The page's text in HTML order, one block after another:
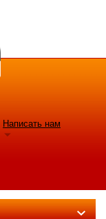
Написать нам